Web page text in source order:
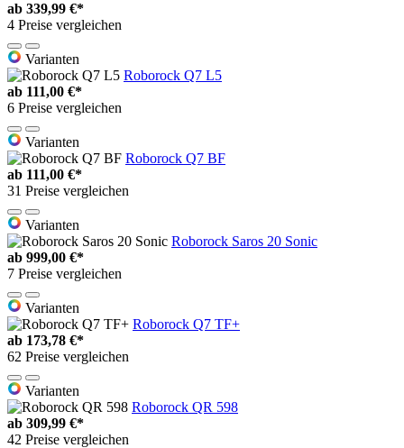
ab 339,99 €*
4 Preise vergleichen
Varianten
Roborock Q7 L5
ab 111,00 €*
6 Preise vergleichen
Varianten
Roborock Q7 BF
ab 111,00 €*
31 Preise vergleichen
Varianten
Roborock Saros 20 Sonic
ab 999,00 €*
7 Preise vergleichen
Varianten
Roborock Q7 TF+
ab 173,78 €*
62 Preise vergleichen
Varianten
Roborock QR 598
ab 309,99 €*
42 Preise vergleichen